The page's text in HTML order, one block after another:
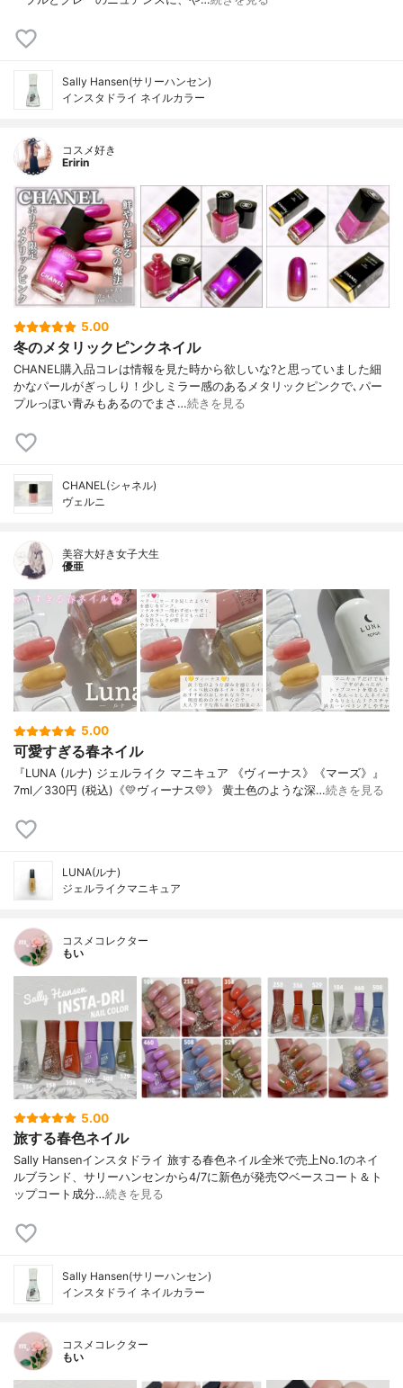
Sally Hansen(サリーハンセン)
インスタドライ ネイルカラー
コスメ好き
Eririn
5.00
冬のメタリックピンクネイル
CHANEL購入品コレは情報を見た時から欲しいな?と思っていました細
かなパールがぎっしり！少しミラー感のあるメタリックピンクで､パー
プルっぽい青みもあるのでまさ…続きを見る
CHANEL(シャネル)
ヴェルニ
美容大好き女子大生
優亜
5.00
可愛すぎる春ネイル
『LUNA (ルナ) ジェルライク マニキュア 《ヴィーナス》《マーズ》』
7ml／330円 (税込)《💛ヴィーナス💛》 黄土色のような深…続きを見る
LUNA(ルナ)
ジェルライクマニキュア
コスメコレクター
もい
5.00
旅する春色ネイル
Sally Hansenインスタドライ 旅する春色ネイル全米で売上No.1のネイ
ルブランド、サリーハンセンから4/7に新色が発売♡ベースコート＆ト
ップコート成分…続きを見る
Sally Hansen(サリーハンセン)
インスタドライ ネイルカラー
コスメコレクター
もい